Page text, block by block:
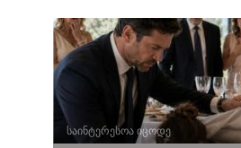
საინტერესოა იცოდე